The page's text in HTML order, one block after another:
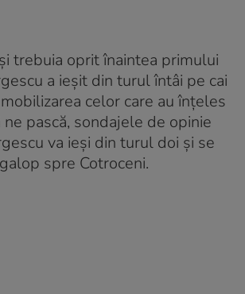
trebuia oprit înaintea primului
a ieşit din turul întâi pe cai
celor care au înţeles
pască, sondajele de opinie
va ieşi din turul doi şi se
spre Cotroceni.